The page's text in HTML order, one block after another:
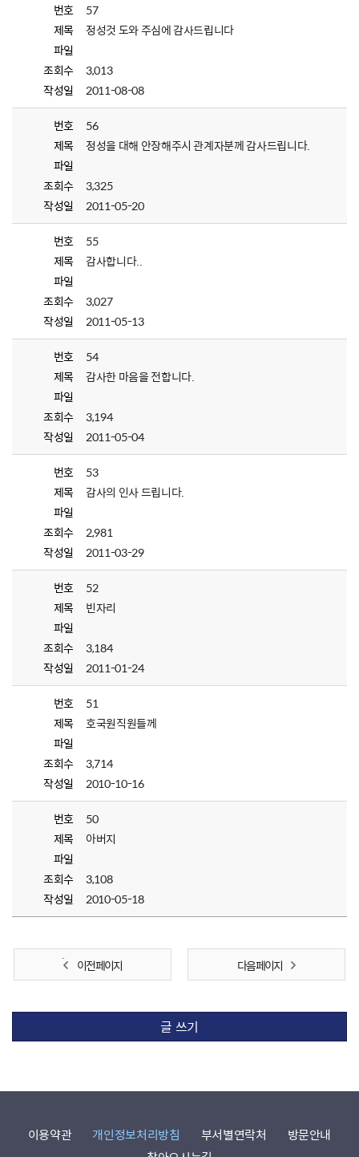
번호
57
제목
정성것 도와 주심에 감사드립니다
파일
조회수
3,013
작성일
2011-08-08
번호
56
제목
정성을 대해 안장해주시 관계자분께 감사드립니다.
파일
조회수
3,325
작성일
2011-05-20
번호
55
제목
감사합니다..
파일
조회수
3,027
작성일
2011-05-13
번호
54
제목
감사한 마음을 전합니다.
파일
조회수
3,194
작성일
2011-05-04
번호
53
제목
감사의 인사 드립니다.
파일
조회수
2,981
작성일
2011-03-29
번호
52
제목
빈자리
파일
조회수
3,184
작성일
2011-01-24
번호
51
제목
호국원직원들께
파일
조회수
3,714
작성일
2010-10-16
번호
50
제목
아버지
파일
조회수
3,108
작성일
2010-05-18
이전 페이지 다음 페이지
글 쓰기
이용약관 개인정보처리방침 부서별연락처
방문안내